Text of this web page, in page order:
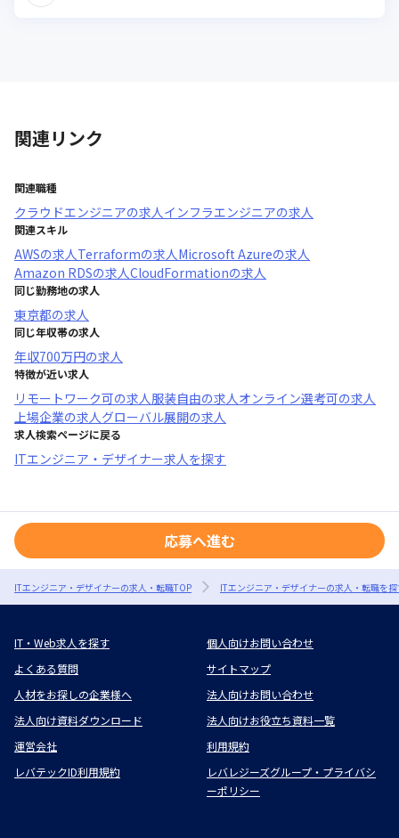
関連リンク
関連職種
クラウドエンジニアの求人インフラエンジニアの求人
関連スキル
AWSの求人Terraformの求人Microsoft Azureの求人
Amazon RDSの求人CloudFormationの求人
同じ勤務地の求人
東京都の求人
同じ年収帯の求人
年収700万円の求人
特徴が近い求人
リモートワーク可の求人服装自由の求人オンライン選考可の求人
上場企業の求人グローバル展開の求人
求人検索ページに戻る
ITエンジニア・デザイナー求人を探す
応募へ進む
ITエンジニア・デザイナーの求人・転職TOP ITエンジニア・デザイナーの求人・転職を
IT・Web求人を探す
個人向けお問い合わせ
よくある質問
サイトマップ
人材をお探しの企業様へ
法人向けお問い合わせ
法人向け資料ダウンロード
法人向けお役立ち資料一覧
運営会社
利用規約
レバテックID利用規約
レバレジーズグループ・プライバシ
ーポリシー